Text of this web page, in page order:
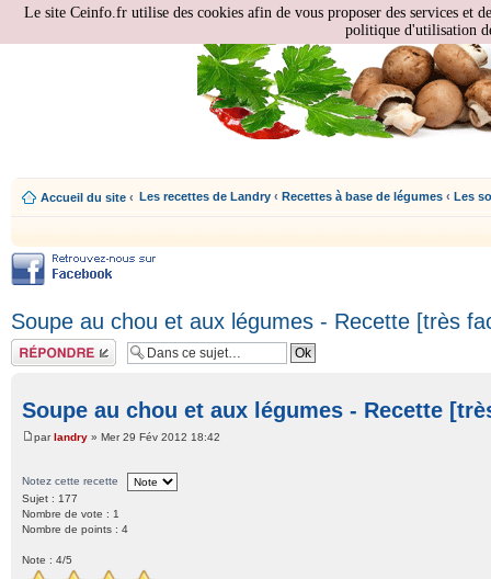
Accueil du site ‹ Les recettes de Landry ‹ Recettes à base de légumes ‹ Les
Soupe au chou et aux légumes - Recette [très
Répondre
Soupe au chou et aux légumes - Recette
parlandry » Mer 29 Fév 2012 18:42
Notez cette recette
Sujet : 177
Nombre de vote : 1
Nombre de points : 4
Note : 4/5
Le site Ceinfo.fr utilise des cookies afin de vous proposer des services et
politique d'utilisation